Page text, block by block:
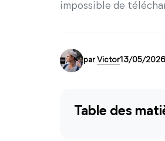
impossible de
par Victor13/05/2026
Table des